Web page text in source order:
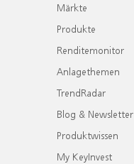
Märkte
Produkte
Renditemonitor
Anlagethemen
TrendRadar
Blog & Newsletter
Produktwissen
My KeyInvest